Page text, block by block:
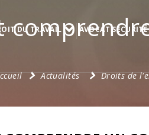
DU TRAVAIL AVOCAT
Actualités Droits de